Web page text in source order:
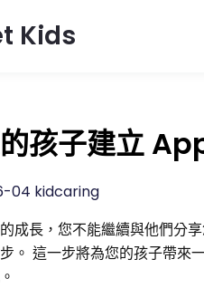
Kids
孩子建立
04 kidcaring
成長，您不能繼續與他們分
。 這一步將為您的孩子帶來